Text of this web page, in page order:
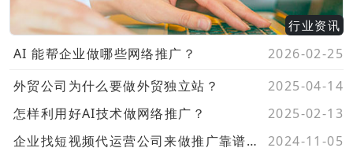
行业资讯
2026-02-25
AI 能帮企业做哪些网络推广？
2025-04-14
外贸公司为什么要做外贸独立站？
2025-02-13
怎样利用好AI技术做网络推广？
2024-11-05
企业找短视频代运营公司来做推广靠谱不？